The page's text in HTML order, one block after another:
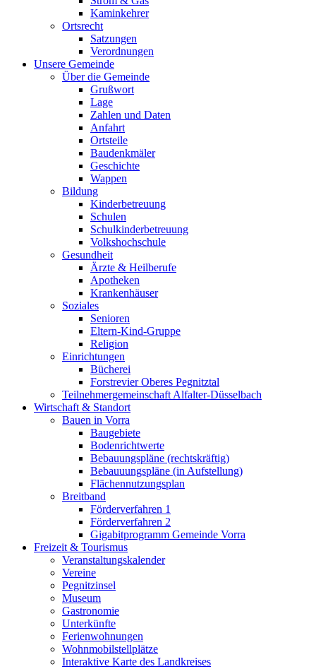
Kaminkehrer
Ortsrecht
Satzungen
Verordnungen
Unsere Gemeinde
Über die Gemeinde
Grußwort
Lage
Zahlen und Daten
Anfahrt
Ortsteile
Baudenkmäler
Geschichte
Wappen
Bildung
Kinderbetreuung
Schulen
Schulkinderbetreuung
Volkshochschule
Gesundheit
Ärzte & Heilberufe
Apotheken
Krankenhäuser
Soziales
Senioren
Eltern-Kind-Gruppe
Religion
Einrichtungen
Bücherei
Forstrevier Oberes Pegnitztal
Teilnehmergemeinschaft Alfalter-Düsselbach
Wirtschaft & Standort
Bauen in Vorra
Baugebiete
Bodenrichtwerte
Bebauungspläne (rechtskräftig)
Bebauuungspläne (in Aufstellung)
Flächennutzungsplan
Breitband
Förderverfahren 1
Förderverfahren 2
Gigabitprogramm Gemeinde Vorra
Freizeit & Tourismus
Veranstaltungskalender
Vereine
Pegnitzinsel
Museum
Gastronomie
Unterkünfte
Ferienwohnungen
Wohnmobilstellplätze
Interaktive Karte des Landkreises